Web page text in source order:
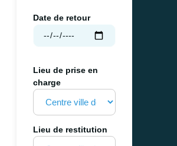
Date de retour
Lieu de prise en
charge
Lieu de restitution